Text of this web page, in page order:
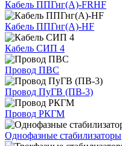
Кабель ППГнг(А)-FRHF
Кабель ППГнг(А)-HF
Кабель СИП 4
Провод ПВС
Провод ПуГВ (ПВ-3)
Провод РКГМ
Однофазные стабилизаторы